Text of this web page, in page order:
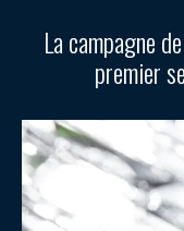
La campagne
premier